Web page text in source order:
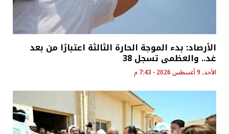
الأرصاد: بدء الموجة الحارة الثالثة اعتبارًا من بعد
غد.. والعظمى تسجل 38
الأحد، 9 أغسطس 2026 - 7:43 م